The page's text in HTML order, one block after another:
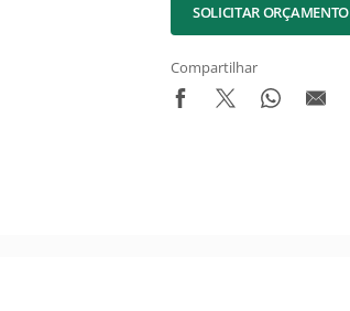
SOLICITAR ORÇAMENTO
Compartilhar